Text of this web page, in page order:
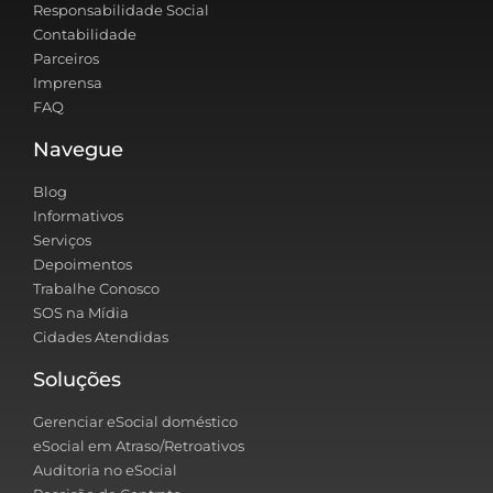
Responsabilidade Social
Contabilidade
Parceiros
Imprensa
FAQ
Navegue
Blog
Informativos
Serviços
Depoimentos
Trabalhe Conosco
SOS na Mídia
Cidades Atendidas
Soluções
Gerenciar eSocial doméstico
eSocial em Atraso/Retroativos
Auditoria no eSocial